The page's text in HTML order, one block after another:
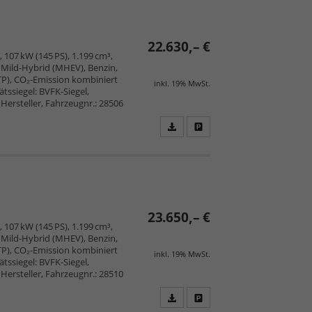
22.630,– €
inkl. 19% MwSt.
kW (145 PS), 1.199 cm³,
Hybrid (MHEV), Benzin,
CO₂-Emission kombiniert
BVFK-Siegel,
Fahrzeugnr.: 28506
23.650,– €
inkl. 19% MwSt.
kW (145 PS), 1.199 cm³,
Hybrid (MHEV), Benzin,
CO₂-Emission kombiniert
BVFK-Siegel,
Fahrzeugnr.: 28510